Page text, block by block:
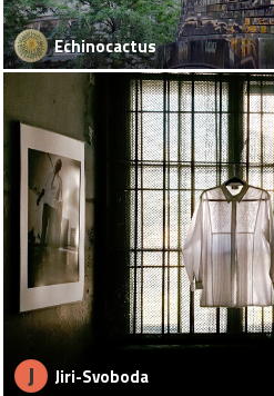
Echinocactus
J Jiri-Svoboda